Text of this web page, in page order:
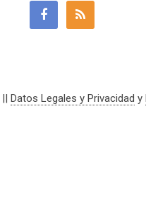
Datos Legales y Privacidad y